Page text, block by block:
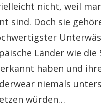
nicht, weil
sind. Doch sie
Länder wie die
haben und ihre
niemals
würden…